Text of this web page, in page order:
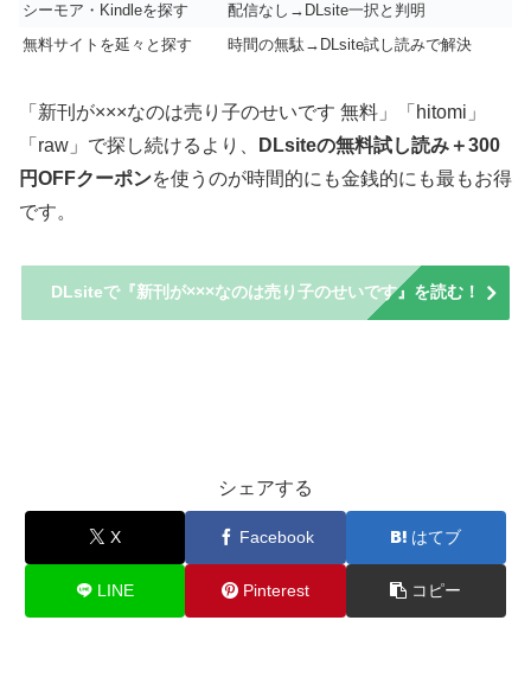
シーモア・Kindleを探す
配信なし→DLsite一択と判明
無料サイトを延々と探す
時間の無駄→DLsite試し読みで解決
「新刊が×××なのは売り子のせいです 無料」「hitomi」
「raw」で探し続けるより、
DLsiteの無料試し読み＋300
円OFFクーポンを使うのが時間的にも金銭的にも最もお得
です。
DLsiteで『新刊が×××なのは売り子のせいです』を読む！
シェアする
X Facebook はてブ
LINE Pinterest コピー